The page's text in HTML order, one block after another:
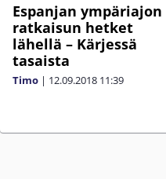
Espanjan ympäriajon
ratkaisun hetket
lähellä – Kärjessä
tasaista
Timo | 12.09.2018 11:39